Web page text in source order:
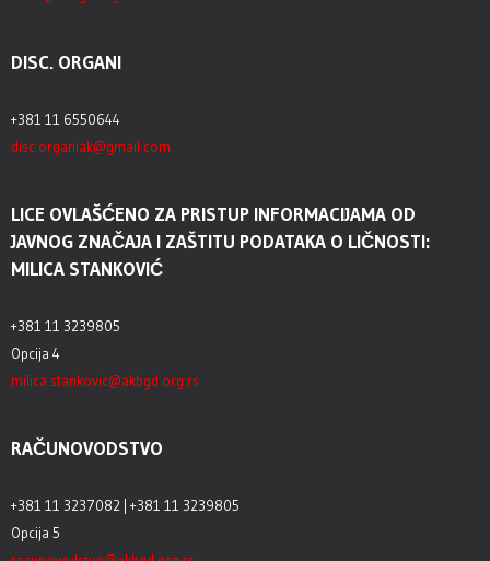
DISC. ORGANI
+381 11 6550644
disc.organiak@gmail.com
LICE OVLAŠĆENO ZA PRISTUP INFORMACIJAMA OD
JAVNOG ZNAČAJA I ZAŠTITU PODATAKA O LIČNOSTI:
MILICA STANKOVIĆ
+381 11 3239805
Opcija 4
milica.stankovic@akbgd.org.rs
RAČUNOVODSTVO
+381 11 3237082 | +381 11 3239805
Opcija 5